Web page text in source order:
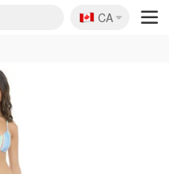
🇨🇦
CA